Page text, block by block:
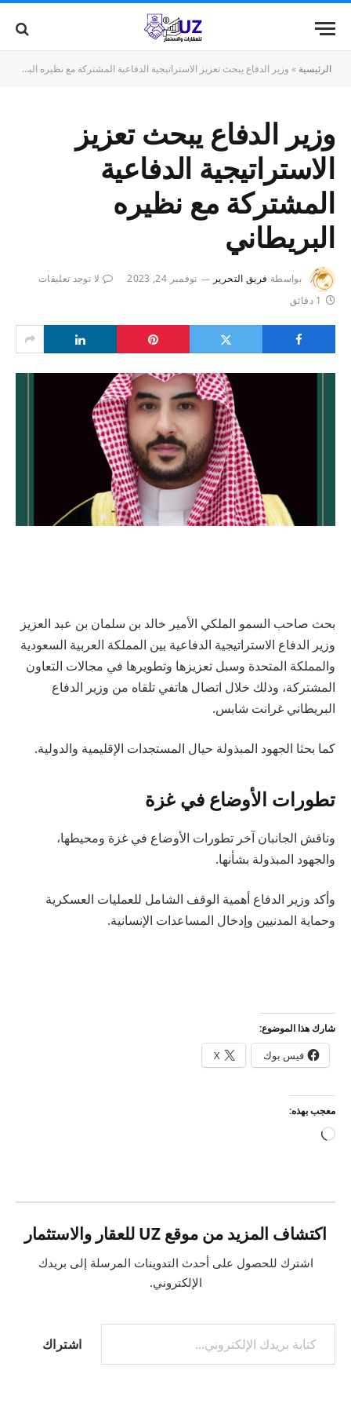
الرئيسية » وزير الدفاع يبحث تعزيز الاستراتيجية الدفاعية المشتركة مع نظيره البريطاني
وزير الدفاع يبحث تعزيز
الاستراتيجية الدفاعية
المشتركة مع نظيره
البريطاني
بواسطة فريق التحرير نوفمبر 24, 2023
لا توجد تعليقات
1 دقائق
بحث صاحب السمو الملكي الأمير خالد بن سلمان بن عبد العزيز
وزير الدفاع الاستراتيجية الدفاعية بين المملكة العربية السعودية
والمملكة المتحدة وسبل تعزيزها وتطويرها في مجالات التعاون
المشتركة، وذلك خلال اتصال هاتفي تلقاه من وزير الدفاع
البريطاني غرانت شابس.
كما بحثا الجهود المبذولة حيال المستجدات الإقليمية والدولية.
تطورات الأوضاع في غزة
وناقش الجانبان آخر تطورات الأوضاع في غزة ومحيطها،
والجهود المبذولة بشأنها.
وأكد وزير الدفاع أهمية الوقف الشامل للعمليات العسكرية
وحماية المدنيين وإدخال المساعدات الإنسانية.
شارك هذا الموضوع:
فيس بوك X
معجب بهذه:
جاري
اكتشاف المزيد من موقع UZ للعقار والاستثمار
اشترك للحصول على أحدث التدوينات المرسلة إلى بريدك
الإلكتروني.
كتابة بريدك الإلكتروني...
اشتراك